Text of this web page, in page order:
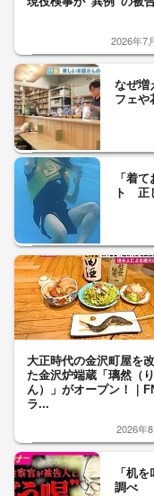
2026年7
なぜ増
フェ
「着
ト 正
大正時代の金沢町屋を
た金沢炉端蔵「璃然（
ん）」がオープン！｜
ラ...
2026年
「机
調べ